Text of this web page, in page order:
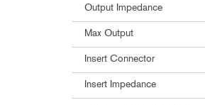
Output Impedance
Max Output
Insert Connector
Insert Impedance